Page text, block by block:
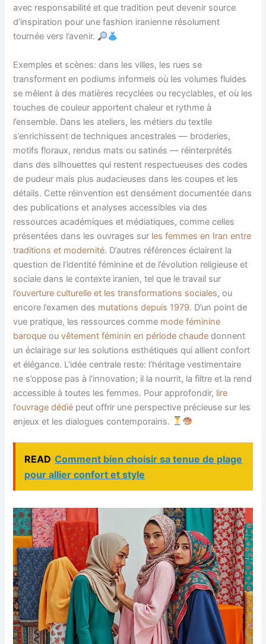
avec responsabilité et que tradition peut devenir source
d’inspiration pour une fashion iranienne résolument
tournée vers l’avenir.
Exemples et scènes: dans les villes, les rues se
transforment en podiums informels où les volumes fluides
se mêlent à des matières recyclées ou recyclables, et où les
touches de couleur apportent chaleur et rythme à
l’ensemble. Dans les ateliers, les métiers du textile
s’enrichissent de techniques ancestrales — broderies,
motifs floraux, rendus mats ou satinés — réinterprétés
dans des silhouettes qui restent respectueuses des codes
de pudeur mais plus audacieuses dans les coupes et les
détails. Cette réinvention est densément documentée dans
des publications et analyses accessibles via des
ressources académiques et médiatiques, comme celles
présentées dans les ouvrages sur les femmes en Iran entre
traditions et modernité. D’autres références éclairent la
question de l’identité féminine et de l’évolution religieuse et
sociale dans le contexte iranien, tel que le travail sur
l’ouverture culturelle et les transformations sociales, ou
encore l’examen des mutations depuis 1979. D’un point de
vue pratique, les ressources comme mode féminine
baroque ouvêtement féminin en période chaude donnent
un éclairage sur les solutions esthétiques qui allient confort
et élégance. L’idée centrale reste: l’héritage vestimentaire
ne s’oppose pas à l’innovation; il la nourrit, la filtre et la rend
accessible à toutes les femmes. Pour approfondir, lire
l’ouvrage dédié peut offrir une perspective précieuse sur les
enjeux et les dialogues contemporains.
READ Comment bien choisir sa tenue de plage
pour allier confort et style